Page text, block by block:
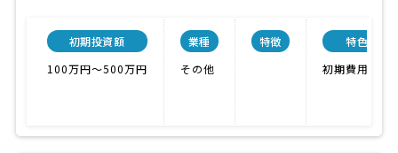
初期投資額
100万円〜500万円
業種
その他
特徴
特色
初期費用無料